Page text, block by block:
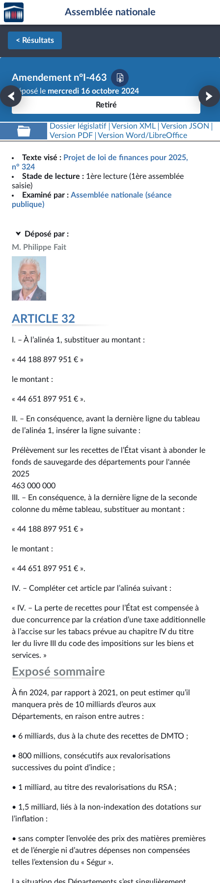
Aller au contenu
Aller en bas de la page
Accèder
à la
page
d'accueil
Assemblée nationale
< Résultats
Amendement n°I-463
Déposé le mercredi 16 octobre 2024
Retiré
Dossier législatif Version XML
Version JSON
Version PDF
Version Word/LibreOffice
Texte visé : Projet de loi de finances pour 2025,
n° 324
Stade de lecture : 1ère lecture (1ère assemblée
saisie)
Examiné par : Assemblée nationale (séance
publique)
Déposé par :
M. Philippe Fait
ARTICLE 32
I. – À l’alinéa 1, substituer au montant :
« 44 188 897 951 € »
le montant :
« 44 651 897 951 € ».
II. – En conséquence, avant la dernière ligne du tableau
de l’alinéa 1, insérer la ligne suivante :
Prélèvement sur les recettes de l’État visant à abonder le
fonds de sauvegarde des départements pour l'année
2025
463 000 000
III. – En conséquence, à la dernière ligne de la seconde
colonne du même tableau, substituer au montant :
« 44 188 897 951 € »
le montant :
« 44 651 897 951 € ».
IV. – Compléter cet article par l’alinéa suivant :
« IV. – La perte de recettes pour l’État est compensée à
due concurrence par la création d’une taxe additionnelle
à l’accise sur les tabacs prévue au chapitre IV du titre
Ier du livre III du code des impositions sur les biens et
services. »
Exposé sommaire
À fin 2024, par rapport à 2021, on peut estimer qu’il
manquera près de 10 milliards d’euros aux
Départements, en raison entre autres :
• 6 milliards, dus à la chute des recettes de DMTO ;
• 800 millions, consécutifs aux revalorisations
successives du point d’indice ;
• 1 milliard, au titre des revalorisations du RSA ;
• 1,5 milliard, liés à la non-indexation des dotations sur
l’inflation :
• sans compter l’envolée des prix des matières premières
et de l’énergie ni d’autres dépenses non compensées
telles l’extension du « Ségur ».